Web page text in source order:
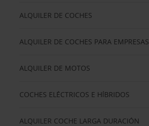
ALQUILER DE COCHES
ALQUILER DE COCHES PARA EMPRESAS
ALQUILER DE MOTOS
COCHES ELÉCTRICOS E HÍBRIDOS
ALQUILER COCHE LARGA DURACIÓN